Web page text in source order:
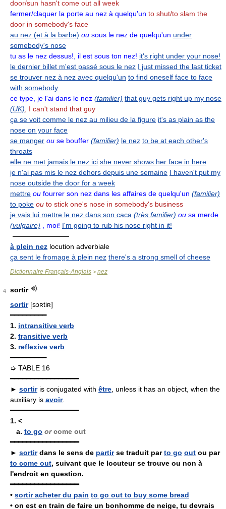
door/sun hasn't come out all week
fermer/claquer la porte au nez à quelqu'un to shut/to slam the
door in somebody's face
au nez (et à la barbe) ou sous le nez de quelqu'un under
somebody's nose
tu as le nez dessus!, il est sous ton nez! it's right under your nose!
le dernier billet m'est passé sous le nez I just missed the last ticket
se trouver nez à nez avec quelqu'un to find oneself face to face
with somebody
ce type, je l'ai dans le nez (familier) that guy gets right up my nose
(UK) , I can't stand that guy
ça se voit comme le nez au milieu de la figure it's as plain as the
nose on your face
se manger ou se bouffer (familier) le nez to be at each other's
throats
elle ne met jamais le nez ici she never shows her face in here
je n'ai pas mis le nez dehors depuis une semaine I haven't put my
nose outside the door for a week
mettre ou fourrer son nez dans les affaires de quelqu'un (familier)
to poke ou to stick one's nose in somebody's business
je vais lui mettre le nez dans son caca (très familier) ou sa merde
(vulgaire)
, moi! I'm going to rub his nose right in it!
————————
à plein nez locution adverbiale
ça sent le fromage à plein nez there's a strong smell of cheese
Dictionnaire Français-Anglais > nez
4
sortir
sortir[sɔʀtiʀ]
━━━━━━━━━
1. intransitive verb
2. transitive verb
3. reflexive verb
━━━━━━━━━
➭ TABLE 16
━━━━━━━━━━━━━━━━━
► sortiris conjugated with être , unless it has an object, when the
auxiliary is avoir.
━━━━━━━━━━━━━━━━━
1. <
a. to go orcome out
━━━━━━━━━━━━━━━━━
► sortirdans le sens de partirse traduit parto go out ou par
to come out, suivant que le locuteur se trouve ou non à
l'endroit en question.
━━━━━━━━━━━━━━━━━
• sortir acheter du pain to go out to buy some bread
• on est en train de faire un bonhomme de neige, tu devrais